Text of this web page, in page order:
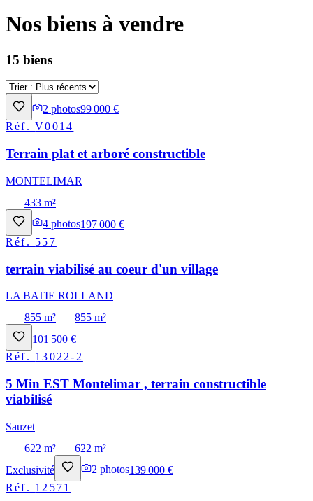
Nos biens à vendre
15 biens
2 photos99 000 €
Réf.V0014
Terrain plat et arboré constructible
MONTELIMAR
433 m²
4 photos197 000 €
Réf. 557
terrain viabilisé au coeur d'un village
LA BATIE ROLLAND
855 m²
855 m²
101 500 €
Réf. 13022-2
5 Min EST Montelimar , terrain constructible
viabilisé
Sauzet
622 m²
622 m²
Exclusivité
2 photos139 000 €
Réf. 12571